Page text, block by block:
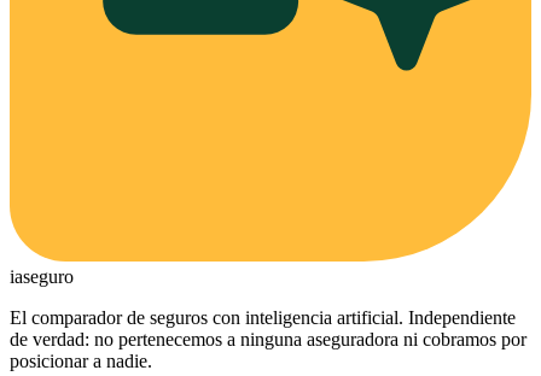
iaseguro
El comparador de seguros con inteligencia artificial. Independiente
de verdad: no pertenecemos a ninguna aseguradora ni cobramos por
posicionar a nadie.